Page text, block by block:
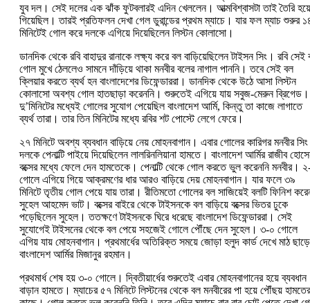
যুব দল। সেই দলের এক ঝাঁক ফুটবলারই এদিন খেললেন। আত্মবিশ্বাসটা তাই তৈরি
গিয়েছিল। তারই প্রতিফলন দেখা গেল ডুরান্ডের প্রথম ম্যাচে। যার ফল ম্যাচ শুরুর
মিনিটেই গোল করে দলকে এগিয়ে দিয়েছিলেন লিস্টন কোলাসো।
ডানদিক থেকে রবি বাহাদুর রানাকে লক্ষ্য করে বল বাড়িয়েছিলেন টাইসন সিং। রবি সেই
গোল মুখে ঠেললেও সামনে দাঁড়িয়ে থাকা মনবীর বলের নাগাল পাননি। তবে সেই বল
ক্লিয়ার করতে ব্যর্থ হন বাংলাদেশের ডিফেন্ডাররা। ডানদিক থেকে উঠে আসা লিস্টন
কোলাসো অবশ্য গোল হাতছাড়া করেননি। শুরুতেই এগিয়ে যায় সবুজ-মেরুন ব্রিগেড।
দু’মিনিটের মধ্যেই গোলের সুযোগ পেয়েছিল বাংলাদেশ আর্মি, কিন্তু তা কাজে লাগাতে
ব্যর্থ তারা। তার তিন মিনিটের মধ্যে রবির শট পোস্টে লেগে ফেরে।
২৭ মিনিটে অবশ্য ব্যবধান বাড়িয়ে নেয় মোহনবাগান। এবার গোলের কারিগর মনবীর
দলকে পেনাল্টি পাইয়ে দিয়েছিলেন লালরিনলিয়ানা হামতে। বাংলাদেশ আর্মির রাজীব
বক্সের মধ্যে ফেলে দেন হামতেকে। পেনাল্টি থেকে গোল করতে ভুল করেননি মনবীর।
গোলে এগিয়ে গিয়ে আক্রমণের ধার আরও বাড়িয়ে দেয় মোহনবাগান। যার ফলে ৩৯
মিনিটে তৃতীয় গোল পেয়ে যায় তারা। রীতিমতো গোলের বল সাজিয়েই বলটি ফিনিশ
সুহেল আহমেদ ভাট। বক্সের বাইরে থেকে টাইসনকে বল বাড়িয়ে বক্সের ভিতর ঢুকে
পড়েছিলেন সুহেল। ততক্ষণে টাইসনকে ঘিরে ধরেছে বাংলাদেশ ডিফেন্ডাররা। সেই
সুযোগেই টাইসনের থেকে বল পেয়ে সহজেই গোলে পৌঁছে দেন সুহেল। ৩-০ গোলে
এগিয় যায় মোহনবাগান। প্রথমার্ধের অতিরিক্ত সময়ে জোড়া হলু‌দ কার্ড দেখে মাঠ
বাংলাদেশ আর্মির মিজানুর রহমান।
প্রথমার্ধ শেষ হয় ৩-০ গোলে। দ্বিতীয়ার্ধের শুরুতেই এবার মোহনবাগানের হয়ে ব্যবধান
বাড়ান হামতে। ম্যাচের ৫৭ মিনিটে লিস্টনের থেকে বল মনবীরের পা হয়ে পৌঁছয় হামতের